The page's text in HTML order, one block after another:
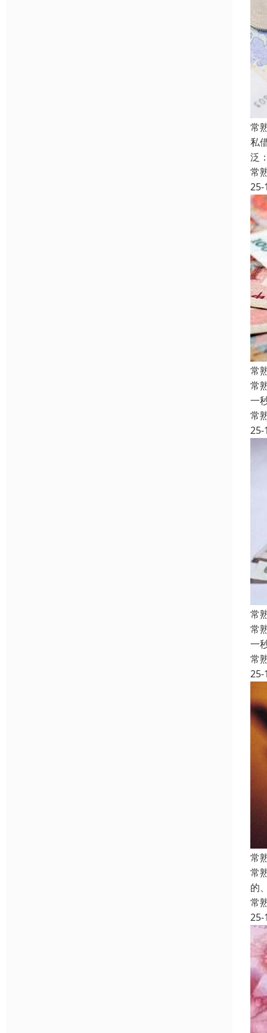
常
私
泛
常
25-
常
常
一
常
25-
常
常
一
常
25-
常
常
的
常
25-